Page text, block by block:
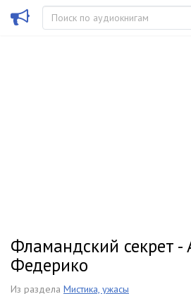
Фламандский секрет -
Федерико
Из раздела Мистика, ужасы